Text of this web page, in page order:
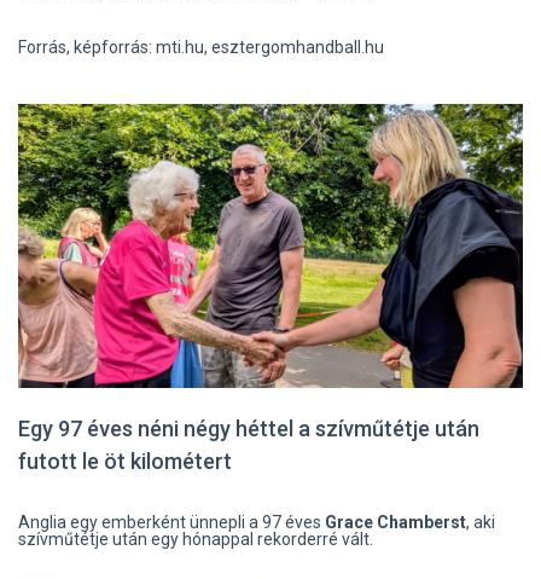
Forrás, képforrás: mti.hu, esztergomhandball.hu
Egy 97 éves néni négy héttel a szívműtétje után
futott le öt kilométert
Anglia egy emberként ünnepli a 97 éves Grace Chamberst, aki
szívműtétje után egy hónappal rekorderré vált.